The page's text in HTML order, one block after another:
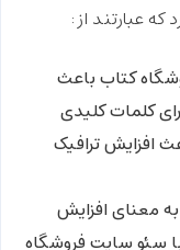
که عبارتند از:
کتاب باعث
کلمات کلیدی
افزایش ترافیک
معنای افزایش
سئو سایت فروشگاه